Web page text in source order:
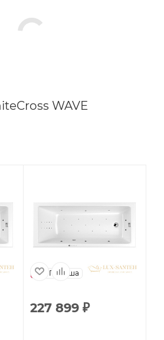
WAVE
Польша
227 899 ₽